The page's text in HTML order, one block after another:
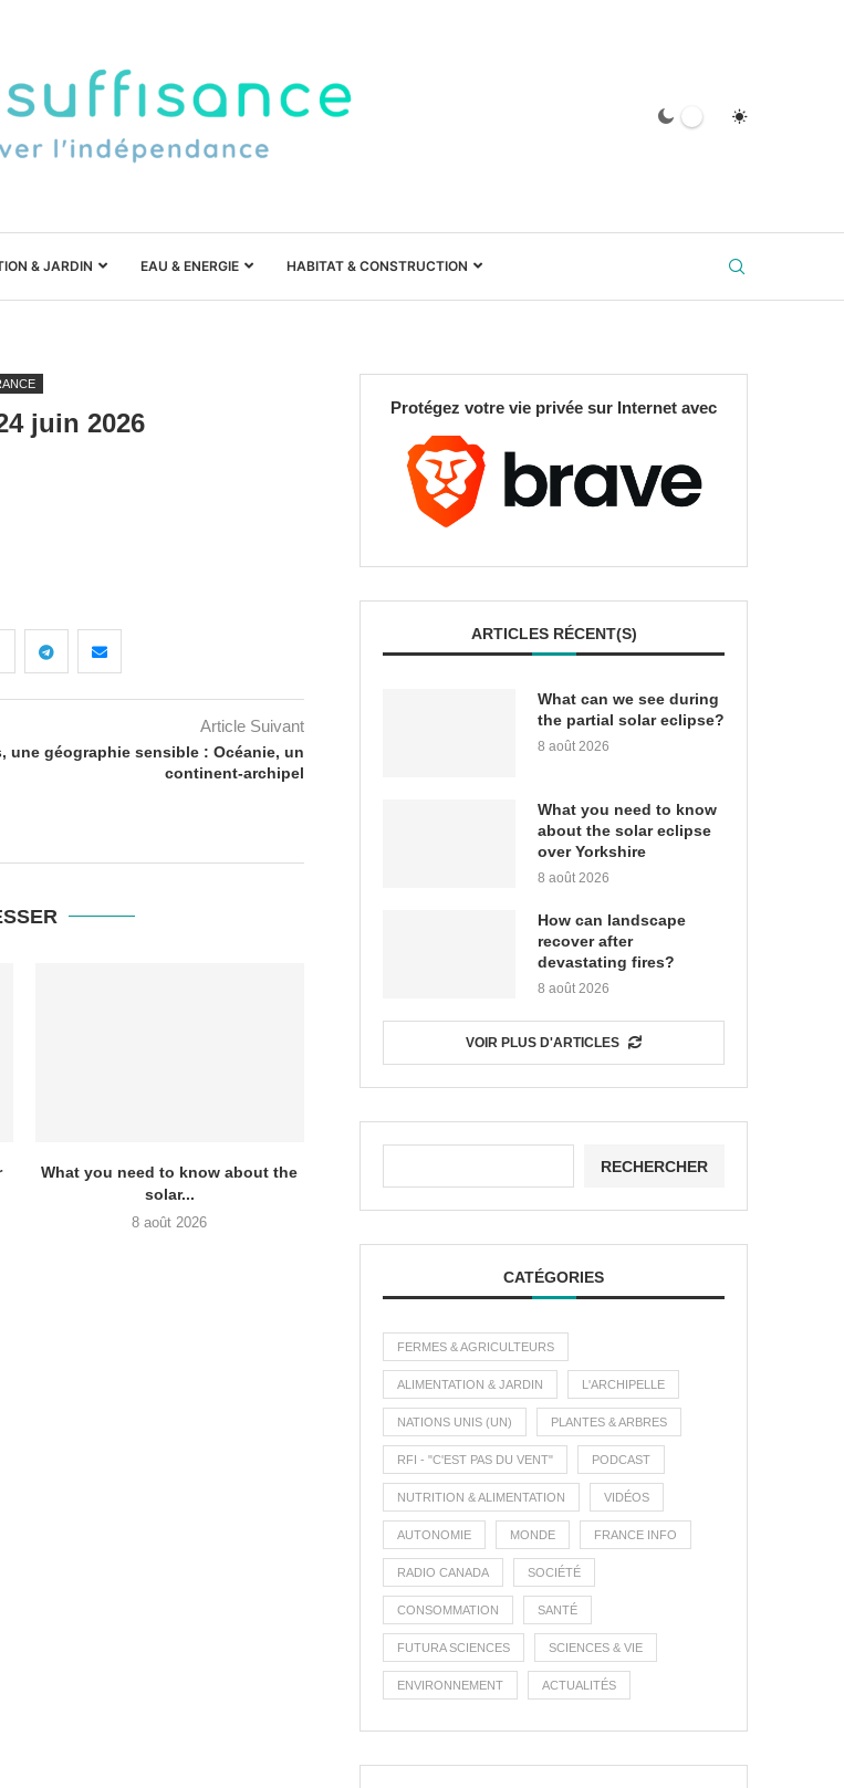
& JARDIN EAU & ENERGIE HABITAT & CONSTRUCTION
juin 2026
Article Suivant
une géographie sensible : Océanie, un
continent-archipel
What you need to know about the
solar...
8 août 2026
Protégez votre vie privée sur Internet avec
ARTICLES RÉCENT(S)
What can we see during
the partial solar eclipse?
8 août 2026
What you need to know
about the solar eclipse
over Yorkshire
8 août 2026
How can landscape
recover after
devastating fires?
8 août 2026
VOIR PLUS D'ARTICLES
RECHERCHER
CATÉGORIES
FERMES & AGRICULTEURS
ALIMENTATION & JARDIN L'ARCHIPELLE
NATIONS UNIS (UN) PLANTES & ARBRES
RFI - "C'EST PAS DU VENT" PODCAST
NUTRITION & ALIMENTATION VIDÉOS
AUTONOMIE MONDE FRANCE INFO
RADIO CANADA SOCIÉTÉ
CONSOMMATION SANTÉ
FUTURA SCIENCES SCIENCES & VIE
ENVIRONNEMENT ACTUALITÉS